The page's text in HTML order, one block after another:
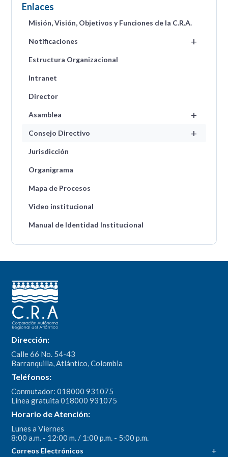
Enlaces
Misión, Visión, Objetivos y Funciones de la C.R.A.
+
Notificaciones
Estructura Organizacional
Intranet
Director
+
Asamblea
+
Consejo Directivo
Jurisdicción
Organigrama
Mapa de Procesos
Video institucional
Manual de Identidad Institucional
Dirección:
Calle 66 No. 54-43
Barranquilla, Atlántico, Colombia
Teléfonos:
Conmutador: 018000 931075
Línea gratuita 018000 931075
Horario de Atención:
Lunes a Viernes
8:00 a.m. - 12:00 m. / 1:00 p.m. - 5:00 p.m.
Correos Electrónicos